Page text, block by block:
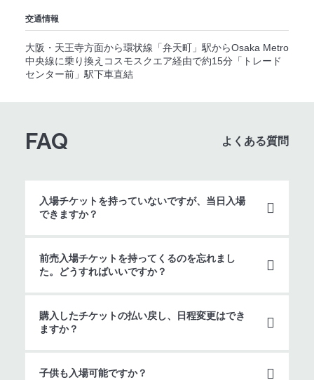
交通情報
大阪・天王寺方面から環状線「弁天町」駅からOsaka Metro
中央線に乗り換えコスモスクエア経由で約15分「トレード
センター前」駅下車直結
FAQ よくある質問
入場チケットを持っていないですが、当日入場
できますか？
前売入場チケットを持ってくるのを忘れまし
た。どうすればいいですか？
購入したチケットの払い戻し、日程変更はでき
ますか？
子供も入場可能ですか？